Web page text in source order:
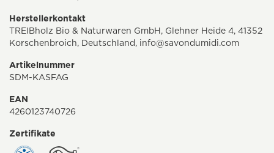
Herstellerkontakt
TREIBholz Bio & Naturwaren GmbH, Glehner Heide 4, 41352
Korschenbroich, Deutschland, info@savondumidi.com
Artikelnummer
SDM-KASFAG
EAN
4260123740726
Zertifikate